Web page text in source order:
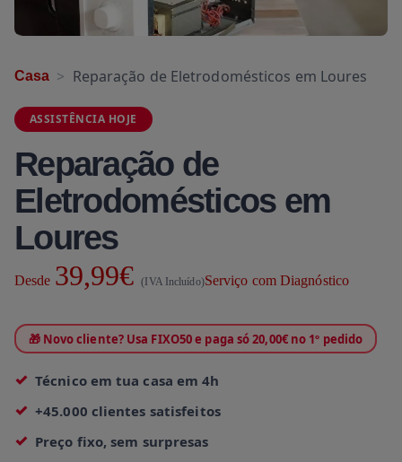
Casa Reparação de Eletrodomésticos em Loures
ASSISTÊNCIA HOJE
Reparação de
Eletrodomésticos em
Loures
Desde 39,99€(IVA Incluído)Serviço com Diagnóstico
🎁 Novo cliente? Usa FIXO50 e paga só 20,00€ no 1º pedido
Técnico em tua casa em 4h
+45.000 clientes satisfeitos
Preço fixo, sem surpresas